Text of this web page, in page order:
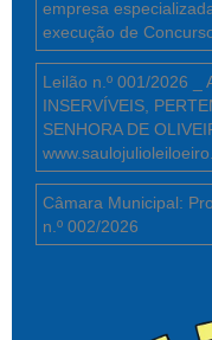
empresa
execução de
Leilão n.º 001/2026 _
INSERVÍVEIS,
SENHORA DE
Câmara Municipal:
n.º 002/2026